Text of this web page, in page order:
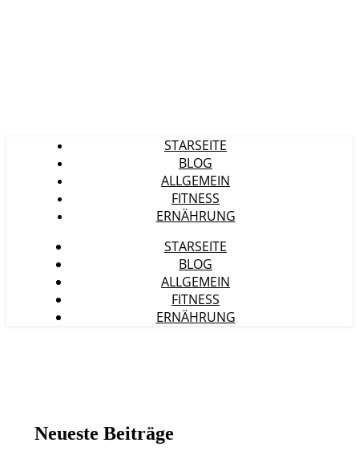
STARSEITE
BLOG
ALLGEMEIN
FITNESS
ERNÄHRUNG
STARSEITE
BLOG
ALLGEMEIN
FITNESS
ERNÄHRUNG
Neueste Beiträge